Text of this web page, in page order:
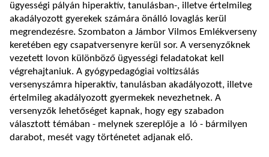
ügyességi pályán hiperaktív, tanulásban-, illetve értelmileg
akadályozott gyerekek számára önálló lovaglás kerül
megrendezésre. Szombaton a Jámbor Vilmos Emlékverseny
keretében egy csapatversenyre kerül sor. A versenyzőknek
vezetett lovon különböző ügyességi feladatokat kell
végrehajtaniuk. A gyógypedagógiai voltizsálás
versenyszámra hiperaktív, tanulásban akadályozott, illetve
értelmileg akadályozott gyermekek nevezhetnek. A
versenyzők lehetőséget kapnak, hogy egy szabadon
választott témában - melynek szereplője a ló - bármilyen
darabot, mesét vagy történetet adjanak elő.